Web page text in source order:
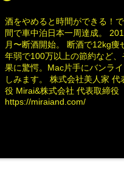
酒をやめると時間ができる！
間で車中泊日本一周達成。
月〜断酒開始。 断酒で12kg痩
年弱で100万以上の節約など、
果に驚愕。Mac片手にバンラ
しみます。 株式会社美人家 代
役 Mirai&株式会社 代表取締役
https://miraiand.com/